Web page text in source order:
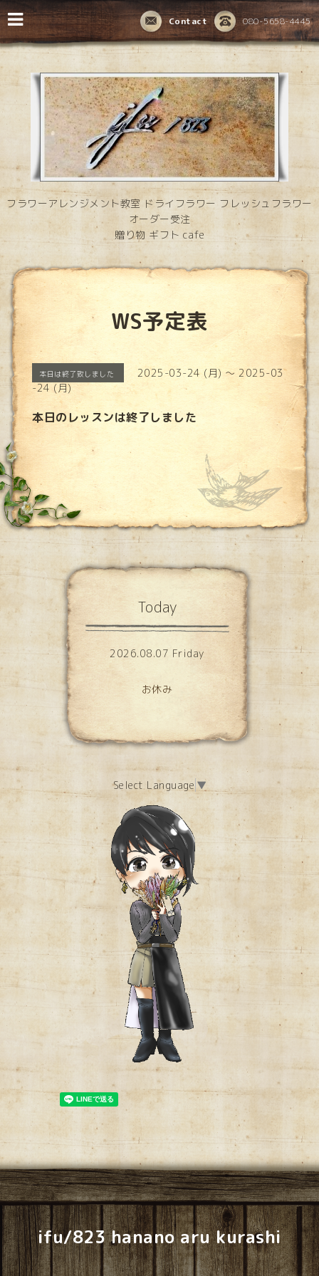
080-5658-4445
Contact
フラワーアレンジメント教室 ドライフラワー フレッシュフラワー
オーダー受注
贈り物 ギフト cafe
WS予定表
本日は終了致しました
2025-03-24 (月) ～ 2025-03
-24 (月)
本日のレッスンは終了しました
Today
2026.08.07 Friday
お休み
Select Language ▼
ifu/823 hanano aru kurashi